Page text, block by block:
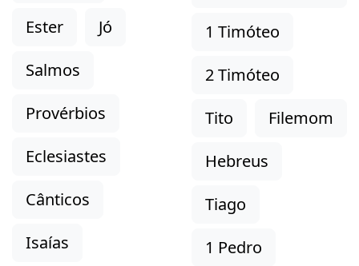
Ester
Jó
Salmos
Provérbios
Eclesiastes
Cânticos
Isaías
1 Timóteo
2 Timóteo
Tito
Filemom
Hebreus
Tiago
1 Pedro